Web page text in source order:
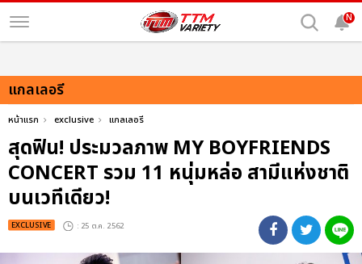
N
แกลเลอรี
หน้าแรก exclusive แกลเลอรี
สุดฟิน! ประมวลภาพ MY BOYFRIENDS
CONCERT รวม 11 หนุ่มหล่อ สามีแห่งชาติ
บนเวทีเดียว!
EXCLUSIVE : 25 ต.ค. 2562